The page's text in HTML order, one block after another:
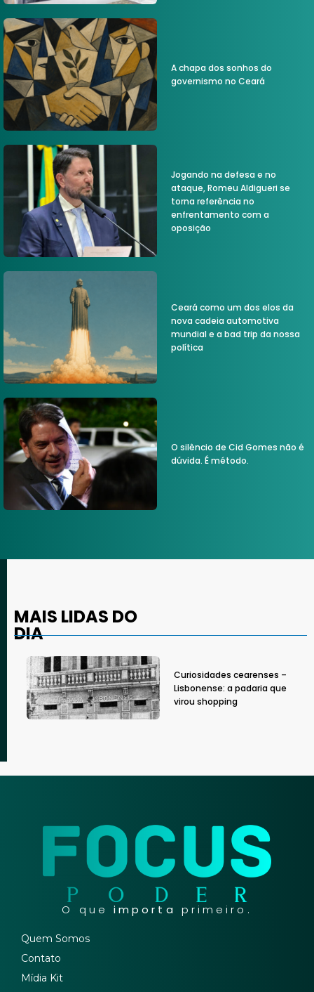
A chapa dos sonhos do
governismo no Ceará
Jogando na defesa e no
ataque, Romeu Aldigueri se
torna referência no
enfrentamento com a
oposição
Ceará como um dos elos da
nova cadeia automotiva
mundial e a bad trip da nossa
política
O silêncio de Cid Gomes não é
dúvida. É método.
MAIS LIDAS DO
DIA
Curiosidades cearenses –
Lisbonense: a padaria que
virou shopping
O que importa primeiro.
Quem Somos
Contato
Mídia Kit